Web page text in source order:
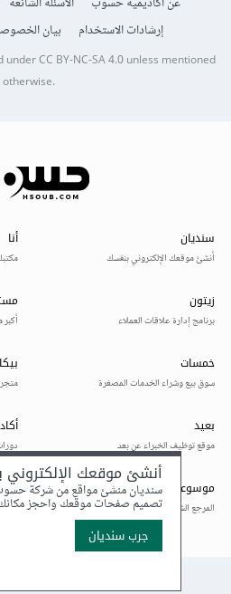
إرشادات الاستخدام
بيان
underCC BY-NC-SA 4.0unless mentioned
otherwise.